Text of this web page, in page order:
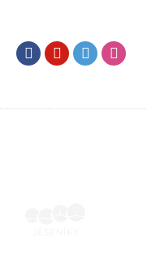
FacebookYoutubeTwitter